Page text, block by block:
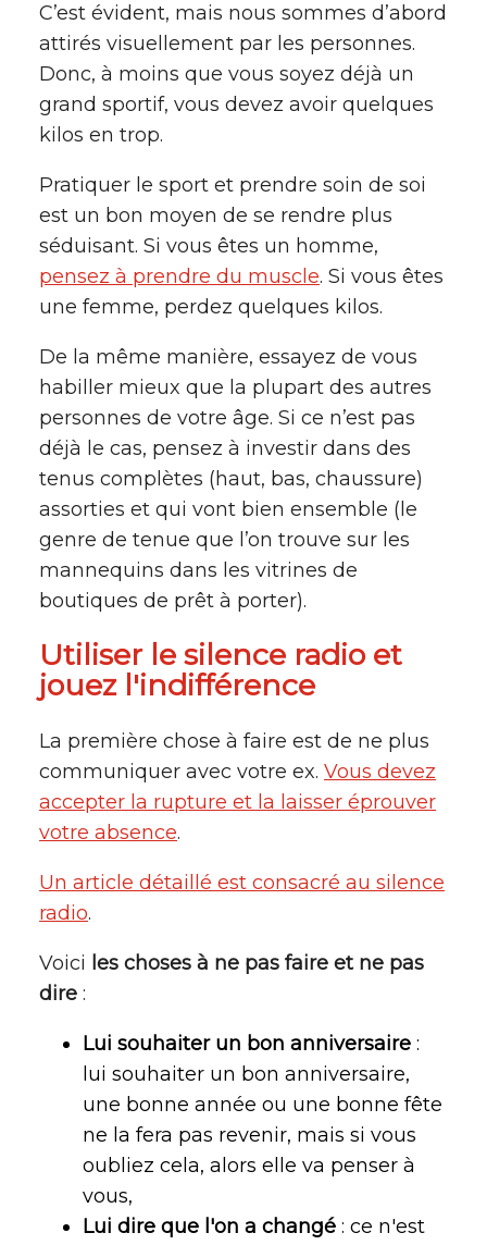
C’est évident, mais nous sommes d’abord
attirés visuellement par les personnes.
Donc, à moins que vous soyez déjà un
grand sportif, vous devez avoir quelques
kilos en trop.
Pratiquer le sport et prendre soin de soi
est un bon moyen de se rendre plus
séduisant. Si vous êtes un homme,
pensez à prendre du muscle. Si vous êtes
une femme, perdez quelques kilos.
De la même manière, essayez de vous
habiller mieux que la plupart des autres
personnes de votre âge. Si ce n’est pas
déjà le cas, pensez à investir dans des
tenus complètes (haut, bas, chaussure)
assorties et qui vont bien ensemble (le
genre de tenue que l’on trouve sur les
mannequins dans les vitrines de
boutiques de prêt à porter).
Utiliser le silence radio et
jouez l'indifférence
La première chose à faire est de ne plus
communiquer avec votre ex. Vous devez
accepter la rupture et la laisser éprouver
votre absence.
Un article détaillé est consacré au silence
radio.
Voici les choses à ne pas faire et ne pas
dire :
Lui souhaiter un bon anniversaire :
lui souhaiter un bon anniversaire,
une bonne année ou une bonne fête
ne la fera pas revenir, mais si vous
oubliez cela, alors elle va penser à
vous,
Lui dire que l'on a changé : ce n'est